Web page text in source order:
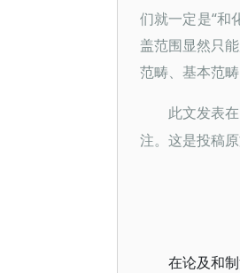
们就一定是“和
盖范围显然只
范畴、基本范畴
此文发表在
注。这是投稿
在论及和